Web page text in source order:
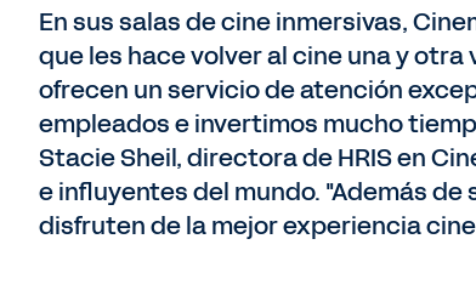
En sus salas de cine inmersivas,
que les hace volver al cine una y
ofrecen un servicio de atención
empleados e invertimos mucho
Stacie Sheil, directora de HRIS en
e influyentes del mundo. "Además
disfruten de la mejor experiencia